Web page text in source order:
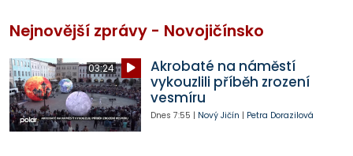
Nejnovější zprávy - Novojičínsko
03:24
Akrobaté na náměstí
vykouzlili příběh zrození
vesmíru
Dnes 7:55 | Nový Jičín | Petra Dorazilová